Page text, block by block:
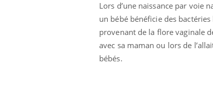
Lors d’une naissance par voie
un bébé bénéficie des bactéries
provenant de la flore vaginale
avec sa maman ou lors de
bébés.
: “Des verres adaptés,
c'est indispensable pour
la santé des yeux”